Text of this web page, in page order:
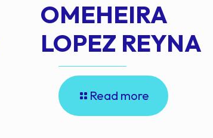
OMEHEIRA
LOPEZ REYNA
Read more